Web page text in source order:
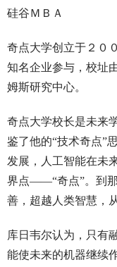
硅谷ＭＢＡ
奇点大学创立于２０
知名企业参与，校址
姆斯研究中心。
奇点大学校长是未来
鉴了他的“技术奇点”
发展，人工智能在未
界点——“奇点”。到
善，超越人类智慧，
库日韦尔认为，只有
能使未来的机器继续